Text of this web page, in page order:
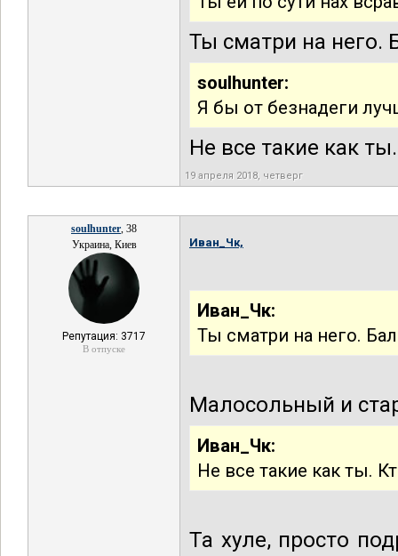
Ты сматри на
soulhunter:
Я бы от безнадеги
Не все такие как
19 апреля 2018, четверг
soulhunter, 38
Украина, Киев
Репутация: 3717
В отпуске
Иван_Чк,
Иван_Чк:
Ты сматри на него.
Малосольный и
Иван_Чк:
Не все такие как ты.
Та хуле, просто